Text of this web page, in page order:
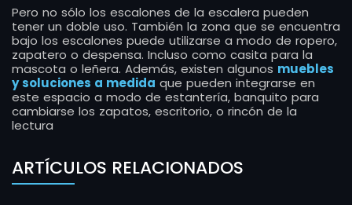
Pero no sólo los escalones de la escalera pueden
tener un doble uso. También la zona que se encuentra
bajo los escalones puede utilizarse a modo de ropero,
zapatero o despensa. Incluso como casita para la
mascota o leñera. Además, existen algunos muebles
y soluciones a medida que pueden integrarse en
este espacio a modo de estantería, banquito para
cambiarse los zapatos, escritorio, o rincón de la
lectura
ARTÍCULOS RELACIONADOS